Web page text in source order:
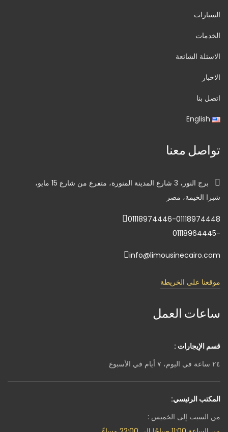
السيارات
الخدمات
الاسئلة الشائعة
الاخبار
اتصل بنا
English
تواصل معنا
برج النور، 3 شارع المدينة المنورة، متفرع من شارع 15 مايو،
شبرا الخيمة، مصر
01118974446-01118974448
-01118964445
info@limousinecairo.com
موقعنا على الخريطة
ساعات العمل
قسم الإيجارات :
٢٤ ساعة في اليوم، ٧ أيام في الأسبوع
المكتب الرئيسي:
من السبت إلى الخميس :